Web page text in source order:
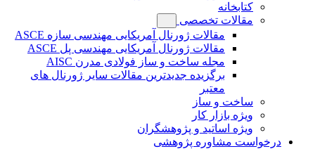
کتابخانه
مقالات تخصصی
مقالات ژورنال آمریکایی مهندسی سازه ASCE
مقالات ژورنال آمریکایی مهندسی پل ASCE
مجله ساخت و ساز فولادی مدرن AISC
برگزیده جدیدترین مقالات سایر ژورنال های
معتبر
ساخت و ساز
ویژه بازار کار
ویژه اساتید و پژوهشگران
درخواست مشاوره پژوهشی